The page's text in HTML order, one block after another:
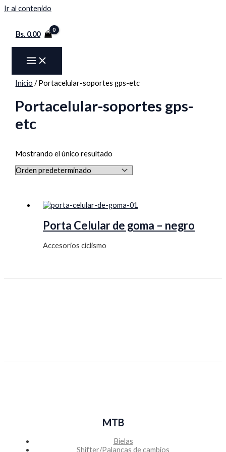
Ir al contenido
Bs.0.00
Inicio / Portacelular-soportes gps-etc
Portacelular-soportes gps-
etc
Mostrando el único resultado
Porta Celular de goma – negro
Accesorios ciclismo
MTB
Bielas
Shifter/Palancas de cambios